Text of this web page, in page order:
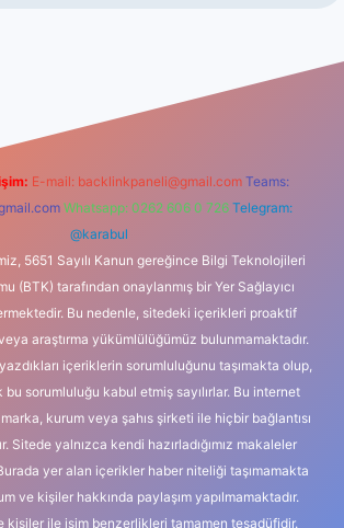
E-mail: backlinkpaneli@gmail.com Teams:
Whatsapp: 0262 606 0 726 Telegram:
@karabul
5651 Sayılı Kanun gereğince Bilgi Teknolojileri
(BTK) tarafından onaylanmış bir Yer Sağlayıcı
Bu nedenle, sitedeki içerikleri proaktif
araştırma yükümlülüğümüz bulunmamaktadır.
içeriklerin sorumluluğunu taşımakta olup,
sorumluluğu kabul etmiş sayılırlar. Bu internet
kurum veya şahıs şirketi ile hiçbir bağlantısı
Sitede yalnızca kendi hazırladığımız makaleler
yer alan içerikler haber niteliği taşımamakta
ve kişiler hakkında paylaşım yapılmamaktadır.
kişiler ile isim benzerlikleri tamamen tesadüfidir.